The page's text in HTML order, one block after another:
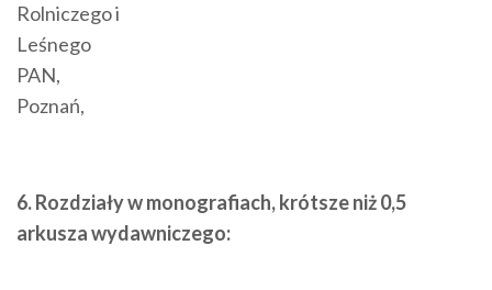
Rolniczego i
Leśnego
PAN,
Poznań,
6. Rozdziały w monografiach, krótsze niż 0,5
arkusza wydawniczego: